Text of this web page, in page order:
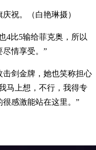
祝。（白艳琳摄）
4比5输给菲克奥，所以
情享受。”
剑金牌，她也笑称担心
马上想，不行，我得专
感激能站在这里。”